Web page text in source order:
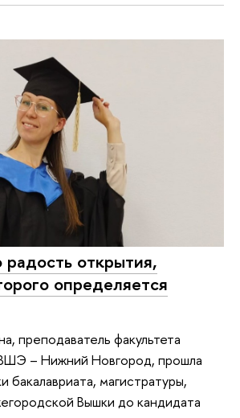
открытия,
определяется
преподаватель факультета
– Нижний Новгород, прошла
бакалавриата, магистратуры,
Вышки до кандидата